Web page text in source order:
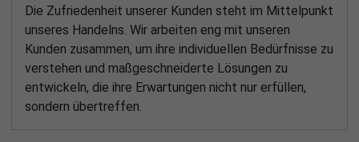
Die Zufriedenheit unserer Kunden steht im Mittelpunkt
unseres Handelns. Wir arbeiten eng mit unseren
Kunden zusammen, um ihre individuellen Bedürfnisse zu
verstehen und maßgeschneiderte Lösungen zu
entwickeln, die ihre Erwartungen nicht nur erfüllen,
sondern übertreffen.